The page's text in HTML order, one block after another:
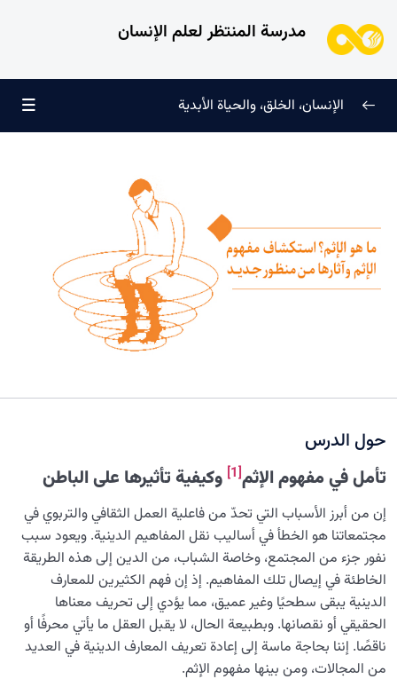
مدرسة المنتظر لعلم الإنسان
لماذا خُلقنا؟
سرّ الفرح والسكينة الدائمة 0/13
ما هو الفسق أو الخروج عن التوازن؟ وكيف يمكننا الحفاظ على
ما هي علامات الفاسق؟ ومتى يُطلق لقب الفاسق على شخص
ما؟
ما هو علاج الفسق؟ وماذا يمكننا فعله لكي لا نكون من
الفاسقين؟
ما هو أسلوب الحياة الإنسانية وما هي خصائصه؟
ما هو المقصود من حضور القلب؟ وكيف يمكن تحقيقه في
جميع الأحوال؟
ما هو الإثم؟ استكشاف مفهوم الإثم وآثارها من منظور جديد
الإنسان، الخلق، والحياة الأبدية
حول الدرس
تأمل في مفهوم الإثم[1] وکیفیة تأثيرها على الباطن
إن من أبرز الأسباب التي تحدّ من فاعلية العمل الثقافي والتربوي في
مجتمعاتنا هو الخطأ في أساليب نقل المفاهيم الدينية. ويعود سبب
نفور جزء من المجتمع، وخاصة الشباب، من الدين إلى هذه الطريقة
الخاطئة في إيصال تلك المفاهيم. إذ إن فهم الكثيرين للمعارف
الدينية يبقى سطحيًا وغير عميق، مما يؤدي إلى تحريف معناها
الحقيقي أو نقصانها. وبطبيعة الحال، لا يقبل العقل ما يأتي محرفًا أو
ناقصًا. إننا بحاجة ماسة إلى إعادة تعريف المعارف الدينية في العديد
من المجالات، ومن بينها مفهوم الإثم.